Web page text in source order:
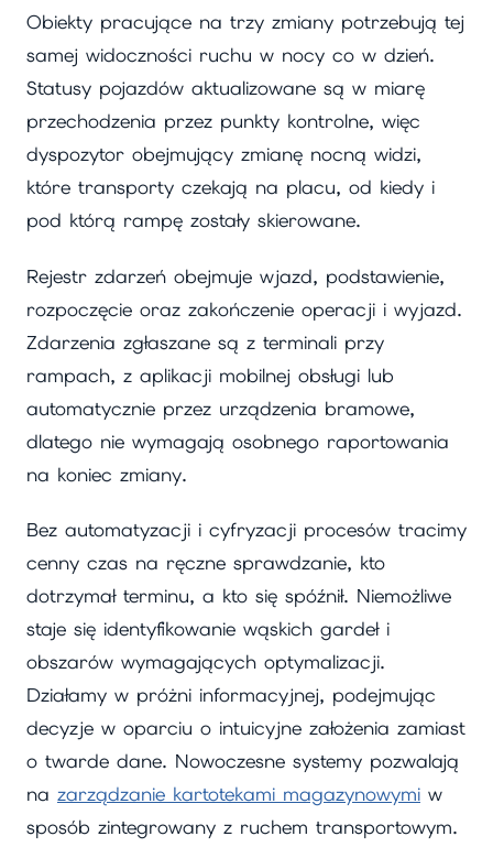
Obiekty pracujące na trzy zmiany potrzebują tej
samej widoczności ruchu w nocy co w dzień.
Statusy pojazdów aktualizowane są w miarę
przechodzenia przez punkty kontrolne, więc
dyspozytor obejmujący zmianę nocną widzi,
które transporty czekają na placu, od kiedy i
pod którą rampę zostały skierowane.
Rejestr zdarzeń obejmuje wjazd, podstawienie,
rozpoczęcie oraz zakończenie operacji i wyjazd.
Zdarzenia zgłaszane są z terminali przy
rampach, z aplikacji mobilnej obsługi lub
automatycznie przez urządzenia bramowe,
dlatego nie wymagają osobnego raportowania
na koniec zmiany.
Bez automatyzacji i cyfryzacji procesów tracimy
cenny czas na ręczne sprawdzanie, kto
dotrzymał terminu, a kto się spóźnił. Niemożliwe
staje się identyfikowanie wąskich gardeł i
obszarów wymagających optymalizacji.
Działamy w próżni informacyjnej, podejmując
decyzje w oparciu o intuicyjne założenia zamiast
o twarde dane. Nowoczesne systemy pozwalają
na zarządzanie kartotekami magazynowymi w
sposób zintegrowany z ruchem transportowym.